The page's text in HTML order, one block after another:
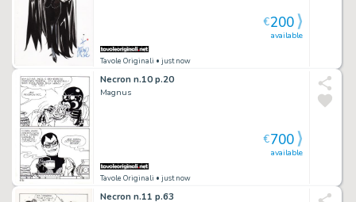
Tavole Originali • just now
available
€200
Necron n.10 p.20
Magnus
Tavole Originali • just now
available
€700
Necron n.11 p.63